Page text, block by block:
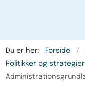
Du er her: Forside
Politikker og strategier